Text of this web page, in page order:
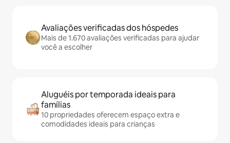
Avaliações verificadas dos hóspedes
Mais de 1.670 avaliações verificadas para ajudar
você a escolher
Aluguéis por temporada ideais para
famílias
10 propriedades oferecem espaço extra e
comodidades ideais para crianças